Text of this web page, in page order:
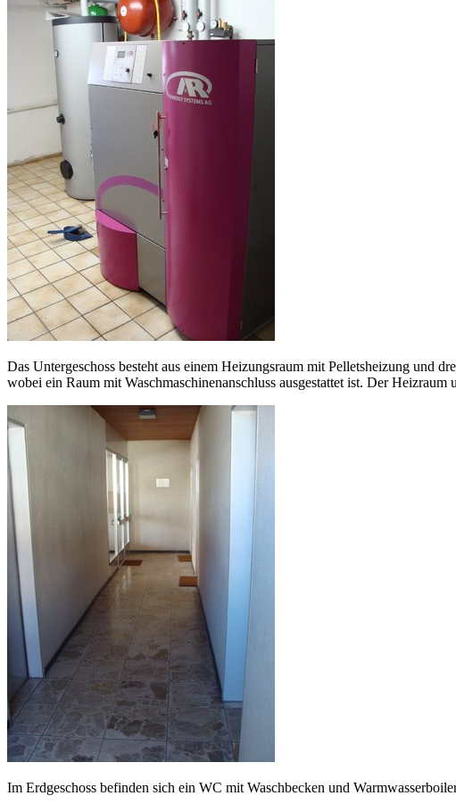
Das Untergeschoss besteht aus einem Heizungsraum mit Pelletsheizung und
wobei ein Raum mit Waschmaschinenanschluss ausgestattet ist. Der
Im Erdgeschoss befinden sich ein WC mit Waschbecken und